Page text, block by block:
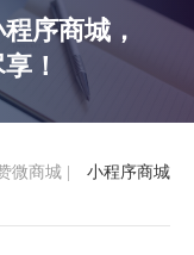
序商城，
！
小程序商城
微商城